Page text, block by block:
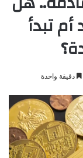
تبدأ
دقيقة واحدة